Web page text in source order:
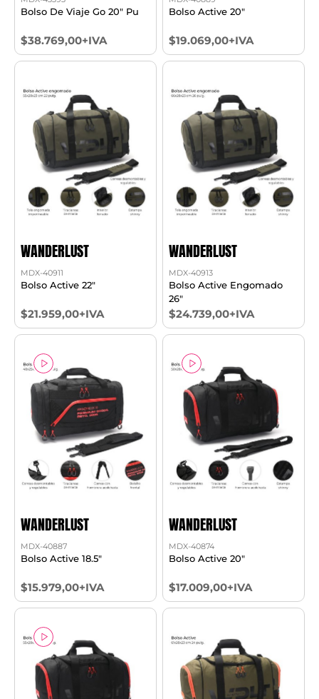
Bolso De Viaje Go 20" Pu
$38.769,00+IVA
Bolso Active 20"
$19.069,00+IVA
WANDERLUST
MDX-40911
Bolso Active 22"
$21.959,00+IVA
WANDERLUST
MDX-40913
Bolso Active Engomado
26"
$24.739,00+IVA
WANDERLUST
MDX-40887
Bolso Active 18.5"
$15.979,00+IVA
WANDERLUST
MDX-40874
Bolso Active 20"
$17.009,00+IVA